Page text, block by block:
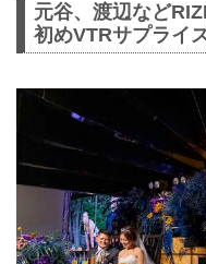
元谷、渡辺など
初めVTRサプライ